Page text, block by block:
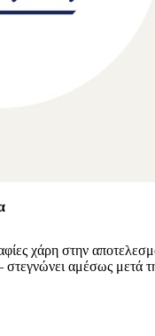
χάρη στην
αμέσως μετά